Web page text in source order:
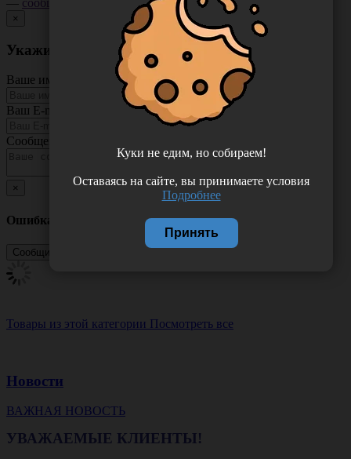
×
Укажите неточность в описании товара
Ваше имя
Ваш E-mail
Сообщение
×
Ошибка
Товары из этой категории Посмотреть все
Новости
ВАЖНАЯ НОВОСТЬ
УВАЖАЕМЫЕ КЛИЕНТЫ!
Куки не едим, но собираем!
Оставаясь на сайте, вы принимаете условия
Подробнее
Принять